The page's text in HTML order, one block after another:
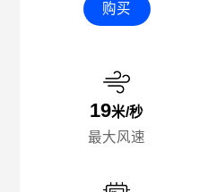
购买
19米/秒
最大风速